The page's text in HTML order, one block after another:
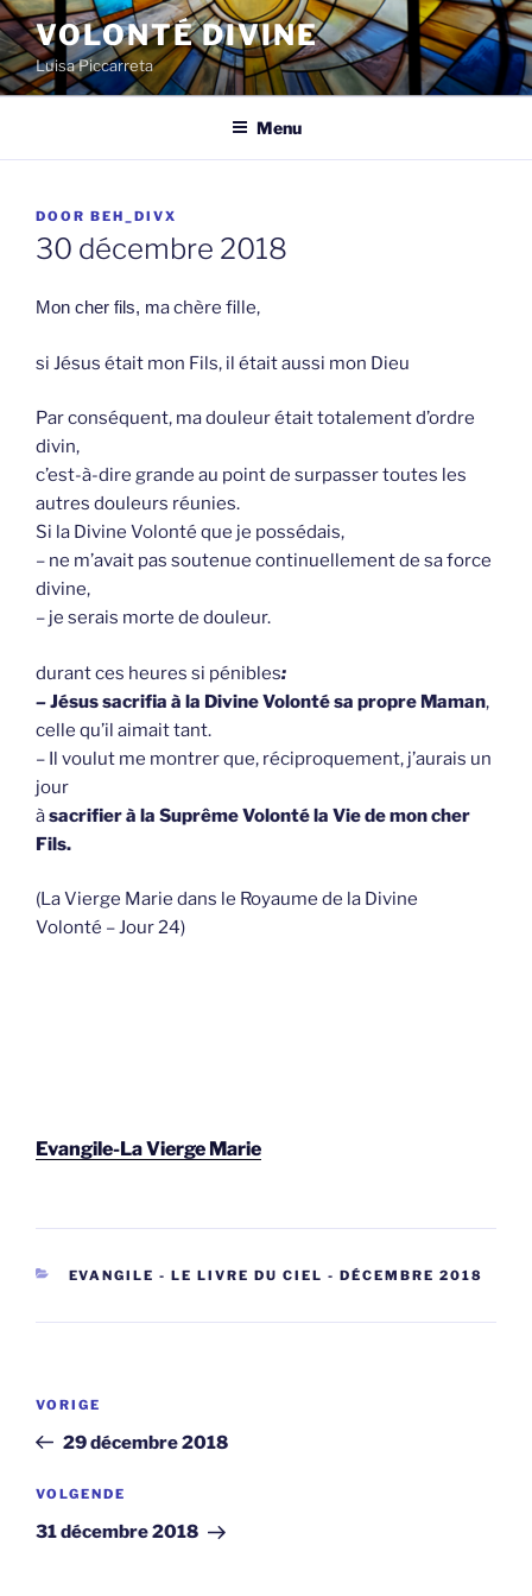
Spring
naar
de
inhoud
VOLONTÉ DIVINE
Luisa Piccarreta
Menu
GEPLAATST
OP
DOOR BEH_DIVX
30 décembre 2018
Mon cher fils, ma chère fille,
si Jésus était mon Fils, il était aussi mon Dieu
Par conséquent, ma douleur était totalement d’ordre
divin,
c’est-à-dire grande au point de surpasser toutes les
autres douleurs réunies.
Si la Divine Volonté que je possédais,
– ne m’avait pas soutenue continuellement de sa force
divine,
– je serais morte de douleur.
durant ces heures si pénibles:
–Jésus sacrifia à la Divine Volonté sa propre Maman,
celle qu’il aimait tant.
– Il voulut me montrer que, réciproquement, j’aurais un
jour
àsacrifier à la Suprême Volonté la Vie de mon cher
Fils.
(La Vierge Marie dans le Royaume de la Divine
Volonté –Jour24)
Evangile-La Vierge Marie
CATEGORIEËN
EVANGILE - LE LIVRE DU CIEL - DÉCEMBRE 2018
Vorig
bericht
VORIGE
29 décembre 2018
Volgend
bericht
VOLGENDE
31 décembre 2018